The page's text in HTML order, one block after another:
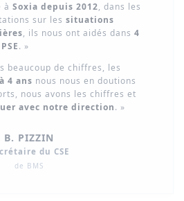
à Soxia depuis 2012, dans les
sur les situations
, ils nous ont aidés dans 4
PSE. »
beaucoup de chiffres, les
4 ans nous nous en doutions
nous avons les chiffres et
avec notre direction. »
B. PIZZIN
du CSE
de BMS